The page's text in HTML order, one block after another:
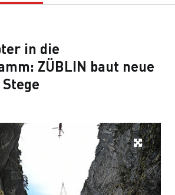
in die
ZÜBLIN baut neue